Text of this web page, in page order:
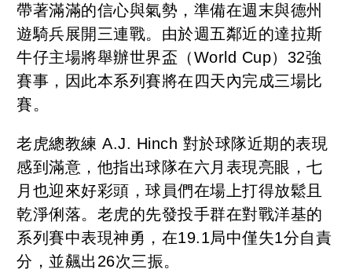
帶著滿滿的信心與氣勢，準備在週末與德州
遊騎兵展開三連戰。由於週五鄰近的達拉斯
牛仔主場將舉辦世界盃（World Cup）32強
賽事，因此本系列賽將在四天內完成三場比
賽。
老虎總教練 A.J. Hinch 對於球隊近期的表現
感到滿意，他指出球隊在六月表現亮眼，七
月也迎來好彩頭，球員們在場上打得放鬆且
乾淨俐落。老虎的先發投手群在對戰洋基的
系列賽中表現神勇，在19.1局中僅失1分自責
分，並飆出26次三振。